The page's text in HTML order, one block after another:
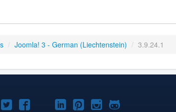
/ Joomla! 3 - German (Liechtenstein) / 3.9.24.1
Joomla!Joomla!Joomla!
Joomla!Joomla!
Joomla!Joomla!